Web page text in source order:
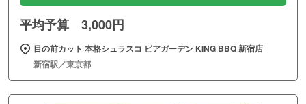
平均予算 3,000円
目の前カット 本格シュラスコ ビアガーデン KING BBQ 新宿店
新宿駅／東京都